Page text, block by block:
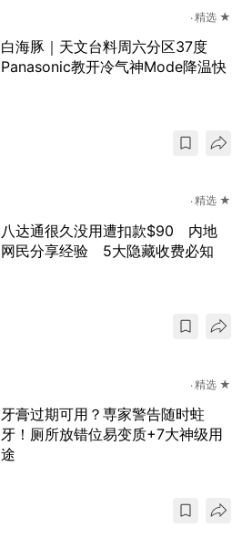
精选 ★
白海豚｜天文台料周六分区37度
Panasonic教开冷气神Mode降温快
精选 ★
八达通很久没用遭扣款$90 内地
网民分享经验 5大隐藏收费必知
精选 ★
牙膏过期可用？専家警告随时蛀
牙！厕所放错位易变质+7大神级用
途